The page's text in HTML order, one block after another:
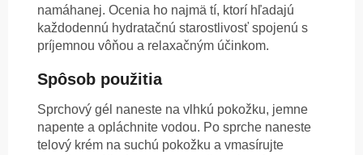
namáhanej. Ocenia ho najmä tí, ktorí hľadajú
každodennú hydratačnú starostlivosť spojenú s
príjemnou vôňou a relaxačným účinkom.
Spôsob použitia
Sprchový gél naneste na vlhkú pokožku, jemne
napente a opláchnite vodou. Po sprche naneste
telový krém na suchú pokožku a vmasírujte